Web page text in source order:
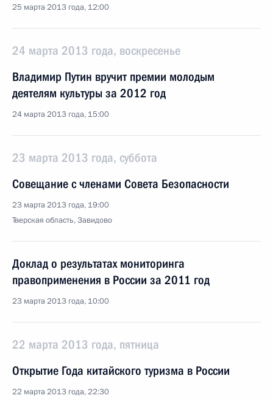
25 марта 2013 года, 12:00
24 марта 2013 года, воскресенье
Владимир Путин вручит премии молодым
деятелям культуры за 2012 год
24 марта 2013 года, 15:00
23 марта 2013 года, суббота
Совещание с членами Совета Безопасности
23 марта 2013 года, 19:00
Тверская область, Завидово
Доклад о результатах мониторинга
правоприменения в России за 2011 год
23 марта 2013 года, 10:00
22 марта 2013 года, пятница
Открытие Года китайского туризма в России
22 марта 2013 года, 22:30